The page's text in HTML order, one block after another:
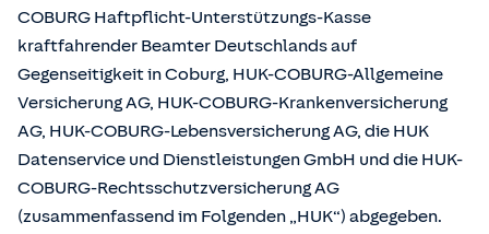
COBURG Haftpflicht-Unterstützungs-Kasse
kraftfahrender Beamter Deutschlands auf
Gegenseitigkeit in Coburg, HUK-COBURG-Allgemeine
Versicherung AG, HUK-COBURG-Krankenversicherung
AG, HUK-COBURG-Lebensversicherung AG, die HUK
Datenservice und Dienstleistungen GmbH und die HUK-
COBURG-Rechtsschutzversicherung AG
(zusammenfassend im Folgenden „HUK“) abgegeben.